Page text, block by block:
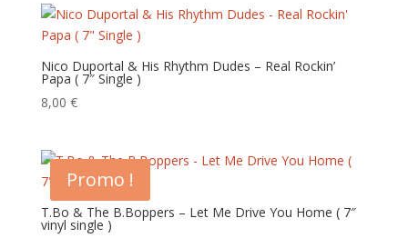
Nico Duportal & His Rhythm Dudes – Real Rockin’
Papa ( 7″ Single )
8,00 €
Promo !
T.Bo & The B.Boppers – Let Me Drive You Home ( 7″
vinyl single )